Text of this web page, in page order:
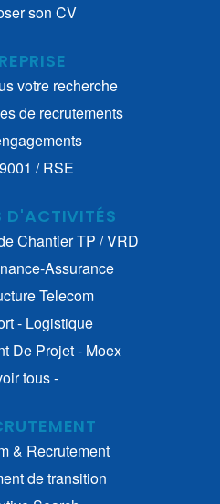
son CV
votre recherche
de recrutements
/ RSE
D'ACTIVITÉS
Chantier TP / VRD
Assurance
Telecom
- Logistique
De Projet - Moex
tous -
& Recrutement
de transition